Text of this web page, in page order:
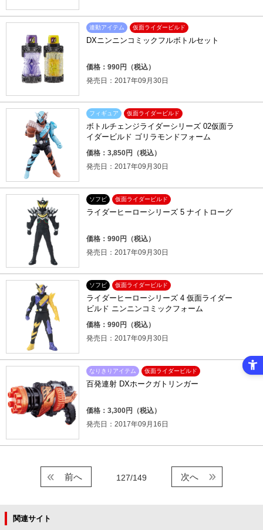
連動アイテム 仮面ライダービルド
DXニンニンコミックフルボトルセット
価格：990円（税込）
発売日：2017年09月30日
フィギュア 仮面ライダービルド
ボトルチェンジライダーシリーズ 02仮面ラ
イダービルド ゴリラモンドフォーム
価格：3,850円（税込）
発売日：2017年09月30日
ソフビ 仮面ライダービルド
ライダーヒーローシリーズ 5 ナイトローグ
価格：990円（税込）
発売日：2017年09月30日
ソフビ 仮面ライダービルド
ライダーヒーローシリーズ 4 仮面ライダー
ビルド ニンニンコミックフォーム
価格：990円（税込）
発売日：2017年09月30日
なりきりアイテム 仮面ライダービルド
百発連射 DXホークガトリンガー
価格：3,300円（税込）
発売日：2017年09月16日
127/149
前へ 次へ
関連サイト